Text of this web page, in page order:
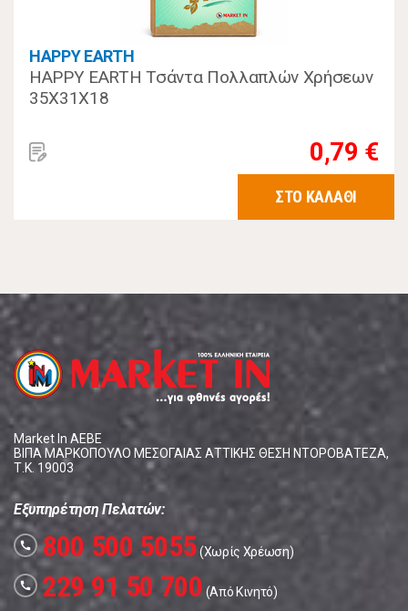
HAPPY EARTH
HAPPY EARTH Τσάντα Πολλαπλών Χρήσεων
35Χ31Χ18
0,79 €
ΣΤΟ ΚΑΛΑΘΙ
Market In ΑΕΒΕ
ΒΙΠΑ ΜΑΡΚΟΠΟΥΛΟ ΜΕΣΟΓΑΙΑΣ ΑΤΤΙΚΗΣ ΘΕΣΗ ΝΤΟΡΟΒΑΤΕΖΑ,
Τ.Κ. 19003
Εξυπηρέτηση Πελατών:
call 800 500 5055(Χωρίς Χρέωση)
call 229 91 50 700 (Από Κινητό)